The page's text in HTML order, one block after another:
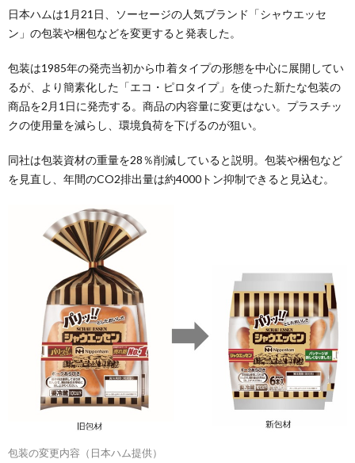
日本ハムは1月21日、ソーセージの人気ブランド「シャウエッセ
ン」の包装や梱包などを変更すると発表した。
包装は1985年の発売当初から巾着タイプの形態を中心に展開してい
るが、より簡素化した「エコ・ピロタイプ」を使った新たな包装の
商品を2月1日に発売する。商品の内容量に変更はない。プラスチッ
クの使用量を減らし、環境負荷を下げるのが狙い。
同社は包装資材の重量を28％削減していると説明。包装や梱包など
を見直し、年間のCO2排出量は約4000トン抑制できると見込む。
包装の変更内容（日本ハム提供）